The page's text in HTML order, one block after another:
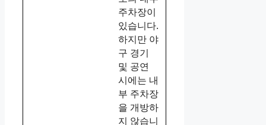
주차장이
있습니다.
하지만 야
구 경기
및 공연
시에는 내
부 주차장
을 개방하
지 않습니